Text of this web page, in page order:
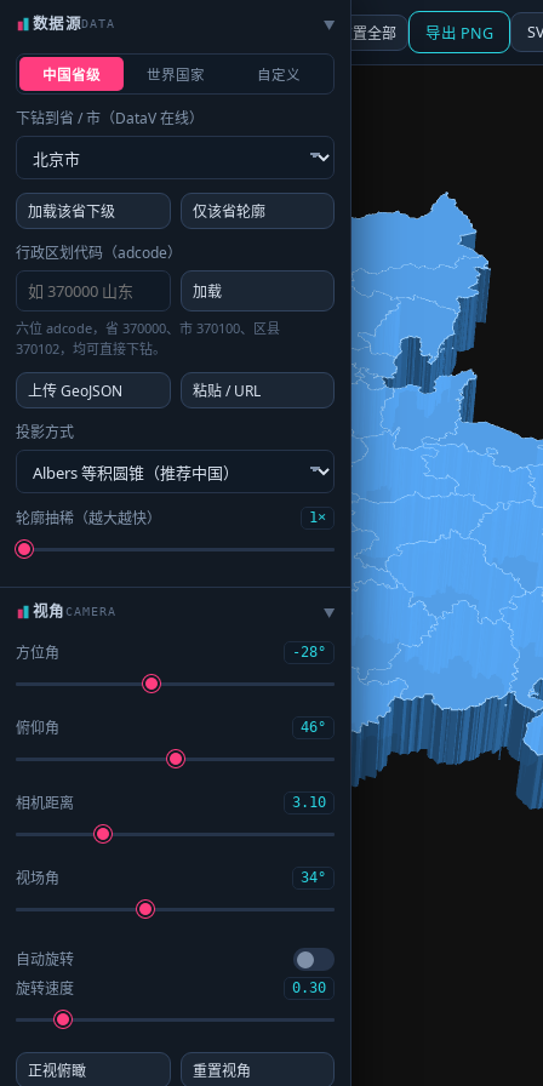
☰ 面板 地图 重置全部 导出 PNG
数据源DATA ▶
中国省级 世界国家 自定义
下钻到省 / 市（DataV 在线）
加载该省下级
仅该省轮廓
行政区划代码（adcode）
加载
六位 adcode，省 370000、市 370100、区县
370102，均可直接下钻。
上传 GeoJSON
粘贴 / URL
投影方式
轮廓抽稀（越大越快） 1×
视角CAMERA ▶
方位角 -28°
俯仰角 46°
相机距离 3.10
视场角 34°
自动旋转
旋转速度
0.30
正视俯瞰 重置视角